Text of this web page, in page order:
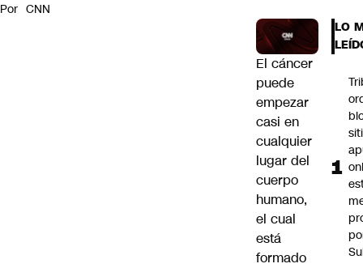
Servicios
Por CNN
El cáncer
puede
empezar
casi en
cualquier
lugar del
cuerpo
humano,
el cual
está
formado
LO